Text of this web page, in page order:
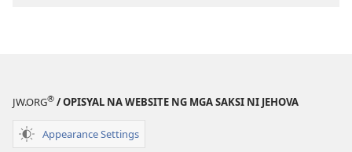
GUMISING!
JW.ORG® / OPISYAL NA WEBSITE NG MGA SAKSI NI JEHOVA
Appearance Settings